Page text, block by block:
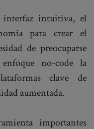
interfaz intuitiva, el
para crear el
de preocuparse
no-code la
clave de
aumentada.
importantes